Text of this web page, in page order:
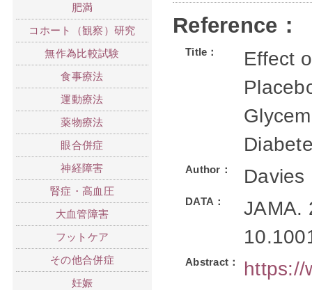
Reference：
Title：
Effect
Author： Davies
DATA：
JAMA.
Abstract： https://
肥満
コホート（観察）研究
無作為比較試験
食事療法
運動療法
薬物療法
眼合併症
神経障害
腎症・高血圧
大血管障害
フットケア
その他合併症
妊娠